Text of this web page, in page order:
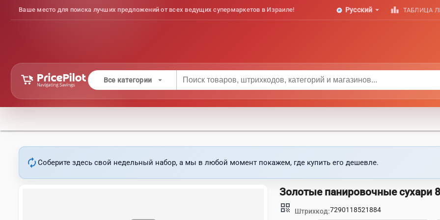
Ваше место для поиска лучших предложений от всех ведущих супермаркетов в Израиле! Русский arrow_drop_down leaderboard ТАБЛИЦА
Все категории arrow_drop_down
autorenew Соберите здесь свой недельный набор, а мы в любой момент покажем, где купить его дешевле.
Золотые панировочные сухари
qr_code
Штрихкод:7290118521884